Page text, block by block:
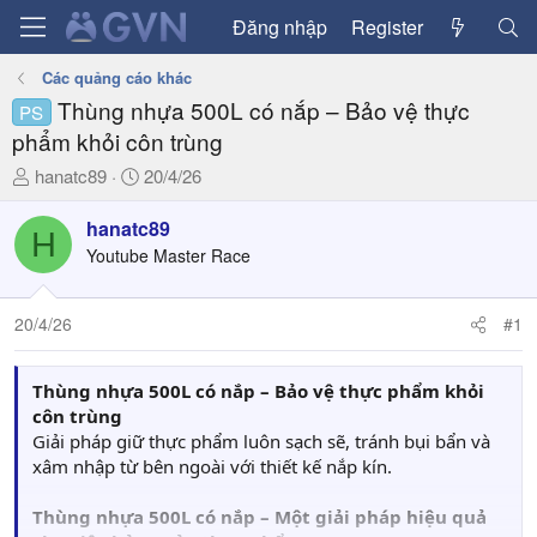
Đăng nhập Register
Các quảng cáo khác
PS Thùng nhựa 500L có nắp – Bảo vệ thực
phẩm khỏi côn trùng
T
r
e
a
d
s
t
r
t
e
r
hanatc89
N
à
y
ử
20/4/26
H hanatc89
Youtube Master Race
20/4/26 #1
Thùng nhựa 500L có nắp – Bảo vệ thực phẩm khỏi
côn trùng
Giải pháp giữ thực phẩm luôn sạch sẽ, tránh bụi bẩn và
xâm nhập từ bên ngoài với thiết kế nắp kín.
Thùng nhựa 500L có nắp – Một giải pháp hiệu quả